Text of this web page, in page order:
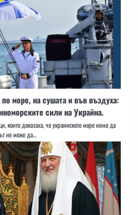
море, на сушата и във въздуха:
сили на Украйна.
които доказаха, че украинското море няма да
не може да…